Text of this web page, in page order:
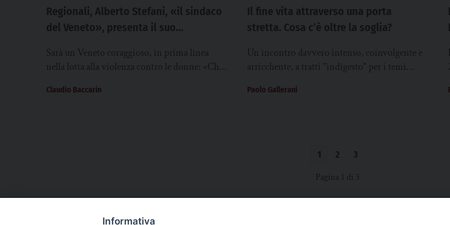
Regionali, Alberto Stefani, «il sindaco
del Veneto», presenta il suo
Sarà un Veneto coraggioso, in prima linea
nella lotta alla violenza contro le donne: «Chi
Claudio Baccarin
Il fine vita attraverso una porta
stretta. Cosa c’è oltre la soglia?
Un incontro davvero intenso, coinvolgente e
arricchente, a tratti "indigesto" per i temi
Paolo Gallerani
1 2 3
Pagina 1 di 3
Informativa